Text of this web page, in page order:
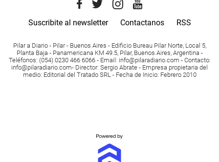
Suscribite al newsletter Contactanos RSS
Pilar a Diario - Pilar - Buenos Aires - Edificio Bureau Pilar Norte, Local 5,
Planta Baja - Panamericana KM 49.5, Pilar, Buenos Aires, Argentina -
Teléfonos: (054) 0230 466 6066 - Email : info@pilaradiario.com - Contacto:
info@pilaradiario.com- Director: Sergio Abrate - Empresa propietaria del
medio: Editorial del Tratado SRL - Fecha de Inicio: Febrero 2010